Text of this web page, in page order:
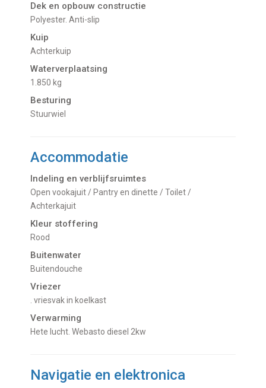
Dek en opbouw constructie
Polyester. Anti-slip
Kuip
Achterkuip
Waterverplaatsing
1.850 kg
Besturing
Stuurwiel
Accommodatie
Indeling en verblijfsruimtes
Open vookajuit / Pantry en dinette / Toilet /
Achterkajuit
Kleur stoffering
Rood
Buitenwater
buitendouche
Vriezer
. vriesvak in koelkast
Verwarming
hete lucht. Webasto diesel 2kw
Navigatie en elektronica